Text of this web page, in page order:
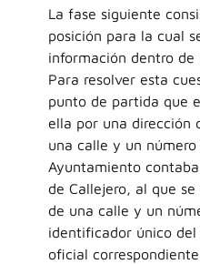
La fase siguiente
posición para la cual
información dentro
Para resolver esta
punto de partida que
ella por una dirección
una calle y un número
Ayuntamiento
de Callejero, al que
de una calle y un
identificador único
oficial